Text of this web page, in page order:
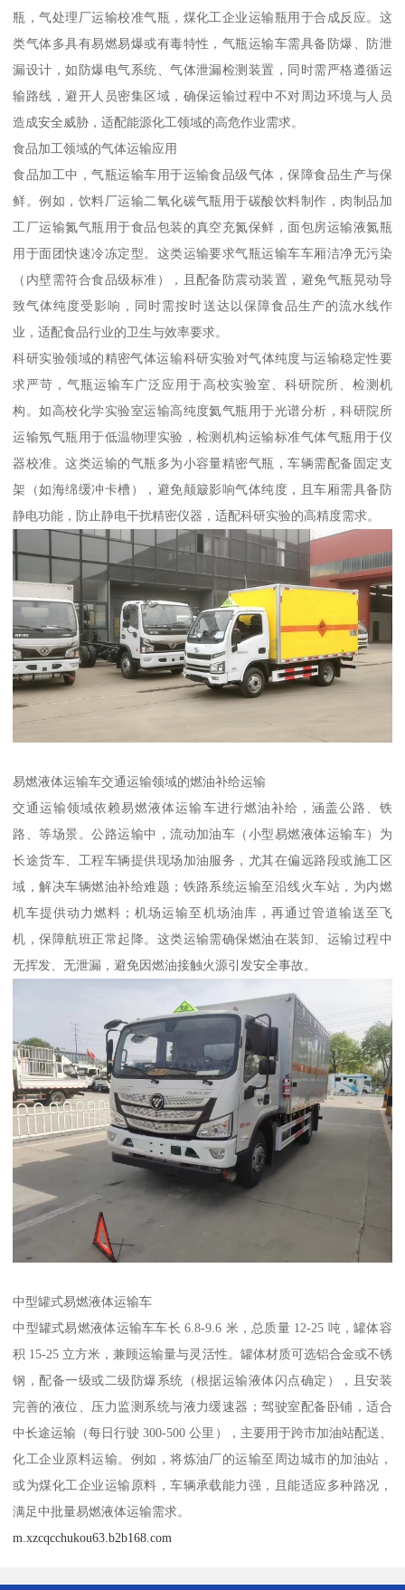
瓶，气处理厂运输校准气瓶，煤化工企业运输瓶用于合成反应。这
类气体多具有易燃易爆或有毒特性，气瓶运输车需具备防爆、防泄
漏设计，如防爆电气系统、气体泄漏检测装置，同时需严格遵循运
输路线，避开人员密集区域，确保运输过程中不对周边环境与人员
造成安全威胁，适配能源化工领域的高危作业需求。​
食品加工领域的气体运输应用​
食品加工中，气瓶运输车用于运输食品级气体，保障食品生产与保
鲜。例如，饮料厂运输二氧化碳气瓶用于碳酸饮料制作，肉制品加
工厂运输氮气瓶用于食品包装的真空充氮保鲜，面包房运输液氮瓶
用于面团快速冷冻定型。这类运输要求气瓶运输车车厢洁净无污染
（内壁需符合食品级标准），且配备防震动装置，避免气瓶晃动导
致气体纯度受影响，同时需按时送达以保障食品生产的流水线作
业，适配食品行业的卫生与效率要求。​
科研实验领域的精密气体运输​科研实验对气体纯度与运输稳定性要
求严苛，气瓶运输车广泛应用于高校实验室、科研院所、检测机
构。如高校化学实验室运输高纯度氦气瓶用于光谱分析，科研院所
运输氖气瓶用于低温物理实验，检测机构运输标准气体气瓶用于仪
器校准。这类运输的气瓶多为小容量精密气瓶，车辆需配备固定支
架（如海绵缓冲卡槽），避免颠簸影响气体纯度，且车厢需具备防
静电功能，防止静电干扰精密仪器，适配科研实验的高精度需求。​
易燃液体运输车交通运输领域的燃油补给运输​
交通运输领域依赖易燃液体运输车进行燃油补给，涵盖公路、铁
路、等场景。公路运输中，流动加油车（小型易燃液体运输车）为
长途货车、工程车辆提供现场加油服务，尤其在偏远路段或施工区
域，解决车辆燃油补给难题；铁路系统运输至沿线火车站，为内燃
机车提供动力燃料；机场运输至机场油库，再通过管道输送至飞
机，保障航班正常起降。这类运输需确保燃油在装卸、运输过程中
无挥发、无泄漏，避免因燃油接触火源引发安全事故。​
中型罐式易燃液体运输车​
中型罐式易燃液体运输车车长 6.8-9.6 米，总质量 12-25 吨，罐体容
积 15-25 立方米，兼顾运输量与灵活性。罐体材质可选铝合金或不锈
钢，配备一级或二级防爆系统（根据运输液体闪点确定），且安装
完善的液位、压力监测系统与液力缓速器；驾驶室配备卧铺，适合
中长途运输（每日行驶 300-500 公里），主要用于跨市加油站配送、
化工企业原料运输。例如，将炼油厂的运输至周边城市的加油站，
或为煤化工企业运输原料，车辆承载能力强，且能适应多种路况，
满足中批量易燃液体运输需求。​
m.xzcqcchukou63.b2b168.com